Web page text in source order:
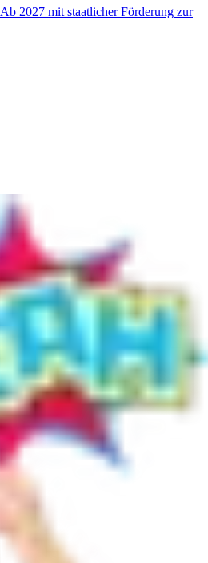
Ab 2027 mit staatlicher Förderung zur